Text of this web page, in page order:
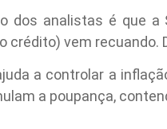
dos analistas é que a
crédito) vem recuando.
a controlar a
a poupança,